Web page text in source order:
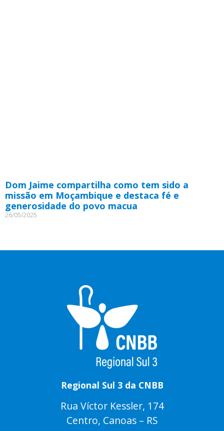
Dom Jaime compartilha como tem sido a
missão em Moçambique e destaca fé e
generosidade do povo macua
26/05/2025
Regional Sul 3 da CNBB
Rua Víctor Kessler, 174
Centro, Canoas – RS